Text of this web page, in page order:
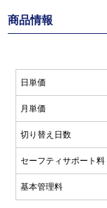
商品情報
日単価
月単価
切り替え日数
セーフティサポート料
基本管理料